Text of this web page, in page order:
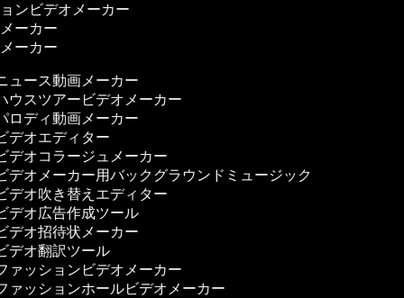
ョンビデオメーカー
ーカー
ーカー
ュース動画メーカー
ウスツアービデオメーカー
ロディ動画メーカー
デオエディター
デオコラージュメーカー
デオメーカー用バックグラウンドミュージック
デオ吹き替えエディター
デオ広告作成ツール
デオ招待状メーカー
デオ翻訳ツール
ァッションビデオメーカー
ァッションホールビデオメーカー